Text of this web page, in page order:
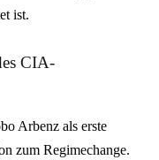
ist.
CIA-
Arbenz als erste
zum Regimechange.